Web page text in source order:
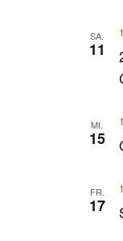
SA.
11
MI.
15
FR.
17